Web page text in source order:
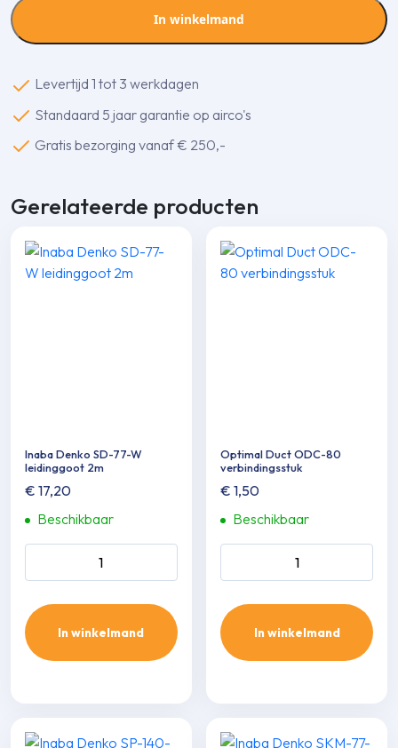
I
muurrozet
In winkelmand
Levertijd 1 tot 3 werkdagen
Standaard 5 jaar garantie op airco's
Gratis bezorging vanaf € 250,-
Gerelateerde producten
Inaba Denko SD-77-W
leidinggoot 2m
€ 17,20
Beschikbaar
In winkelmand
Optimal Duct ODC-80
verbin­dingsstuk
€ 1,50
Beschikbaar
In winkelmand